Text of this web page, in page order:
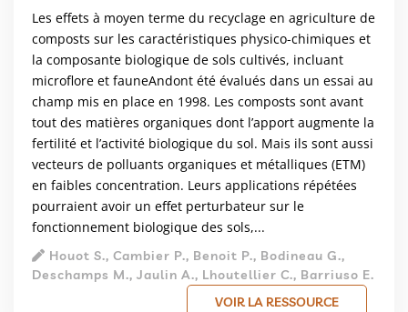
Les effets à moyen terme du recyclage en agriculture de
composts sur les caractéristiques physico-chimiques et
la composante biologique de sols cultivés, incluant
microflore et fauneAndont été évalués dans un essai au
champ mis en place en 1998. Les composts sont avant
tout des matières organiques dont l’apport augmente la
fertilité et l’activité biologique du sol. Mais ils sont aussi
vecteurs de polluants organiques et métalliques (ETM)
en faibles concentration. Leurs applications répétées
pourraient avoir un effet perturbateur sur le
fonctionnement biologique des sols,...
Houot S., Cambier P., Benoit P., Bodineau G.,
Deschamps M., Jaulin A., Lhoutellier C., Barriuso E.
VOIR LA RESSOURCE